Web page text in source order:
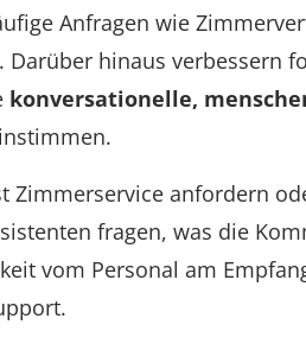
Anfragen wie
Darüber hinaus verbessern
konversationelle,
Zimmerservice anfordern
fragen, was die
vom Personal am